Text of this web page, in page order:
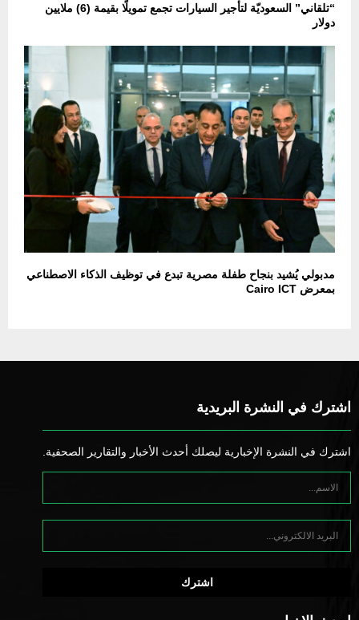
“تلقاني” السعوديّة لتأجير السيارات تجمع تمويلًا بقيمة (6) ملايين
دولار
مدبولي يُشيد بنجاح طفلة مصرية تبدع في توظيف الذكاء الاصطناعي
بمعرض Cairo ICT
اشترك في النشرة البريدية
اشترك في النشرة الإخبارية ليصلك أحدث الأخبار والتقارير الصحفية.